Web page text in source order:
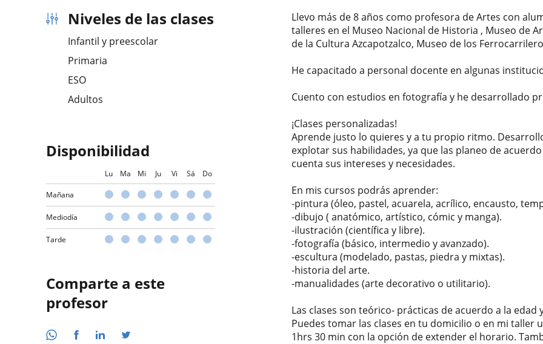
Niveles de las clases
Infantil y preescolar
Primaria
ESO
Adultos
Disponibilidad
Lu Ma Mi Ju Vi Sá Do
Mañana
Mediodía
Tarde
Comparte a este
profesor
Llevo más de 8 años como profesora de Artes con
talleres en el Museo Nacional de Historia , Museo de
de la Cultura Azcapotzalco, Museo de los
He capacitado a personal docente en algunas
Cuento con estudios en fotografía y he desarrollado
¡Clases personalizadas!
Aprende justo lo quieres y a tu propio ritmo.
explotar sus habilidades, ya que las planeo de
cuenta sus intereses y necesidades.
En mis cursos podrás aprender:
-pintura (óleo, pastel, acuarela, acrílico, encausto,
-dibujo ( anatómico, artístico, cómic y manga).
-ilustración (científica y libre).
-fotografía (básico, intermedio y avanzado).
-escultura (modelado, pastas, piedra y mixtas).
-historia del arte.
-manualidades (arte decorativo o utilitario).
Las clases son teórico- prácticas de acuerdo a la edad
Puedes tomar las clases en tu domicilio o en mi taller
1hrs 30 min con la opción de extender el horario.